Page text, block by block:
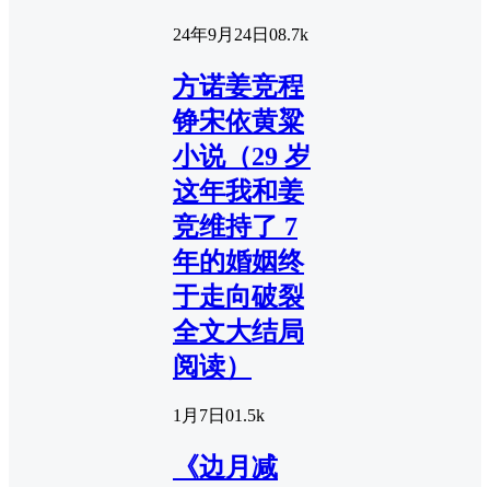
24年9月24日 08.7k
方诺姜竞程
铮宋依黄粱
小说（29 岁
这年我和姜
竞维持了 7
年的婚姻终
于走向破裂
全文大结局
阅读）
1月7日 01.5k
《边月减